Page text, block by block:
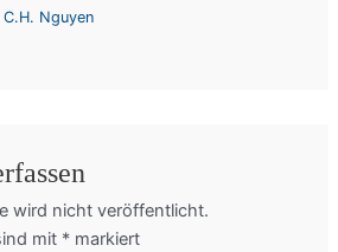
C.H. Nguyen
wird nicht veröffentlicht.
mit * markiert